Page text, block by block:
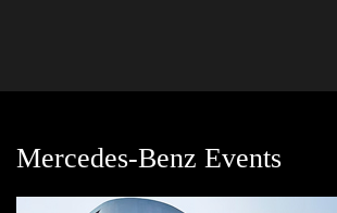
Mercedes-Benz Events